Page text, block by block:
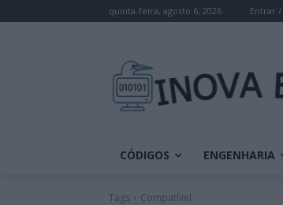
quinta-feira, agosto 6, 2026 Entrar /
CÓDIGOS ENGENHARIA
Tags Compatível